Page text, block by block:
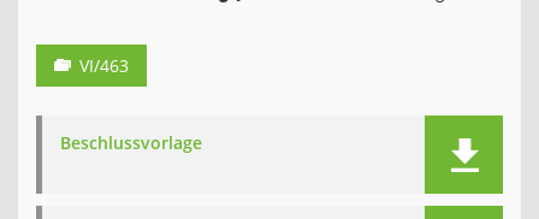
VI/463
Beschlussvorlage